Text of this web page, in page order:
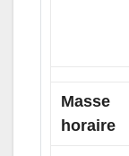
Masse
horaire